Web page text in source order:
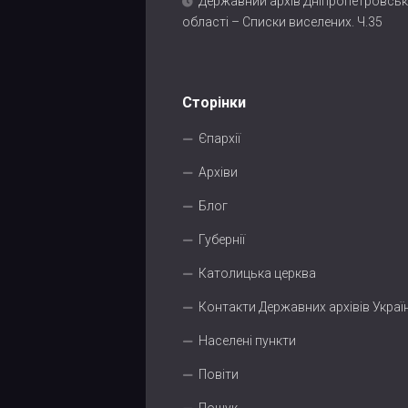
області – Списки виселених. Ч.35
Сторінки
Єпархії
Архіви
Блог
Губернії
Католицька церква
Контакти Державних архівів
Населені пункти
Повіти